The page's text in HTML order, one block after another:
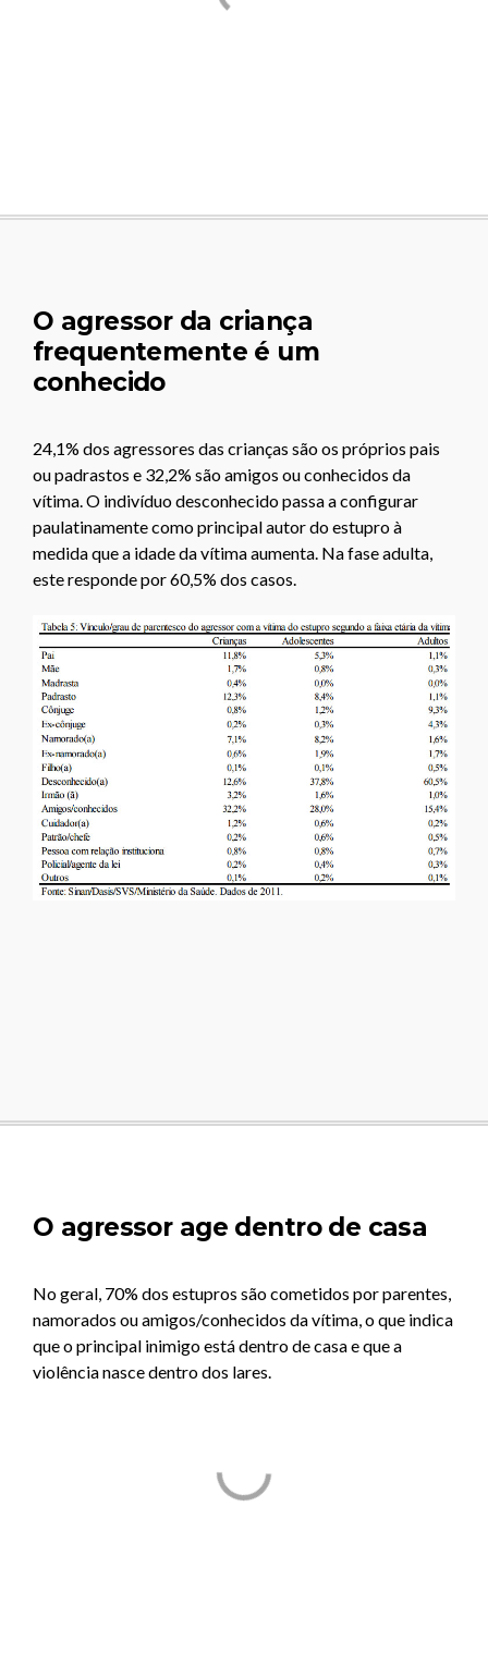
O agressor da criança
frequentemente é um
conhecido
24,1% dos agressores das crianças são os próprios pais
ou padrastos e 32,2% são amigos ou conhecidos da
vítima. O indivíduo desconhecido passa a configurar
paulatinamente como principal autor do estupro à
medida que a idade da vítima aumenta. Na fase adulta,
este responde por 60,5% dos casos.
O agressor age dentro de casa
No geral, 70% dos estupros são cometidos por parentes,
namorados ou amigos/conhecidos da vítima, o que indica
que o principal inimigo está dentro de casa e que a
violência nasce dentro dos lares.